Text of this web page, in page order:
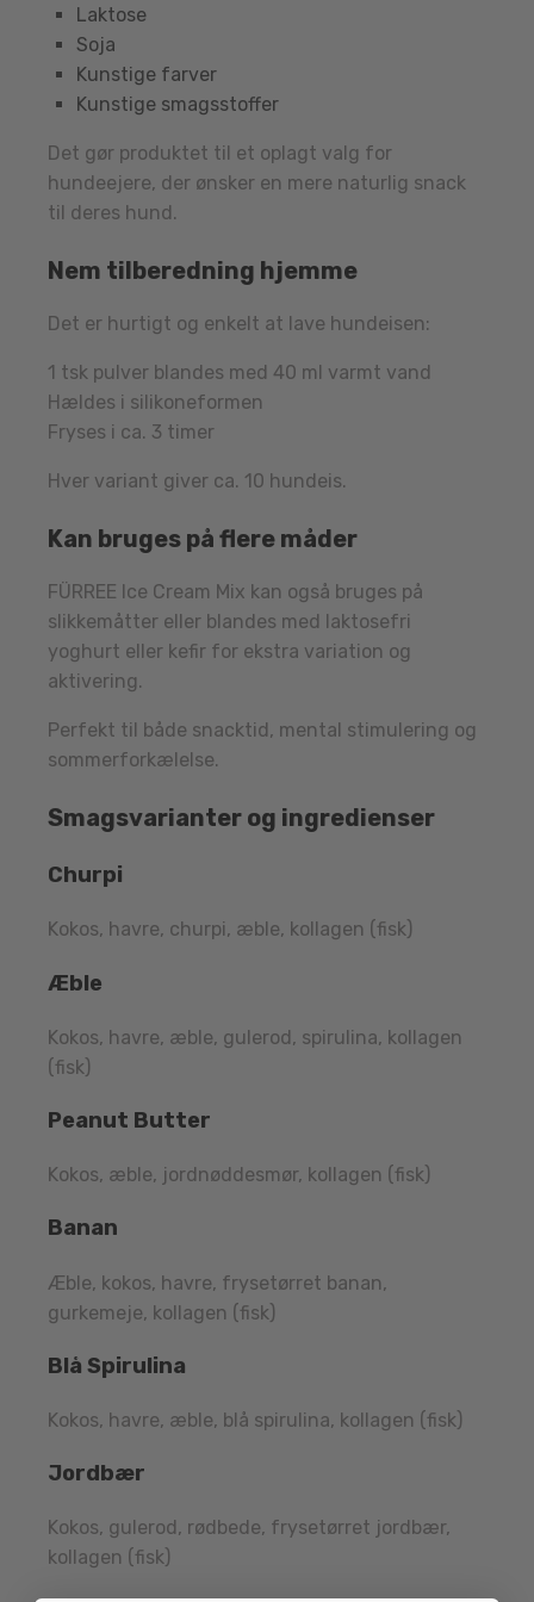
Laktose
Soja
Kunstige farver
Kunstige smagsstoffer
Det gør produktet til et oplagt valg for
hundeejere, der ønsker en mere naturlig snack
til deres hund.
Nem tilberedning hjemme
Det er hurtigt og enkelt at lave hundeisen:
1 tsk pulver blandes med 40 ml varmt vand
Hældes i silikoneformen
Fryses i ca. 3 timer
Hver variant giver ca. 10 hundeis.
Kan bruges på flere måder
FÜRREE Ice Cream Mix kan også bruges på
slikkemåtter eller blandes med laktosefri
yoghurt eller kefir for ekstra variation og
aktivering.
Perfekt til både snacktid, mental stimulering og
sommerforkælelse.
Smagsvarianter og ingredienser
Churpi
Kokos, havre, churpi, æble, kollagen (fisk)
Æble
Kokos, havre, æble, gulerod, spirulina, kollagen
(fisk)
Peanut Butter
Kokos, æble, jordnøddesmør, kollagen (fisk)
Banan
Æble, kokos, havre, frysetørret banan,
gurkemeje, kollagen (fisk)
Blå Spirulina
Kokos, havre, æble, blå spirulina, kollagen (fisk)
Jordbær
Kokos, gulerod, rødbede, frysetørret jordbær,
kollagen (fisk)